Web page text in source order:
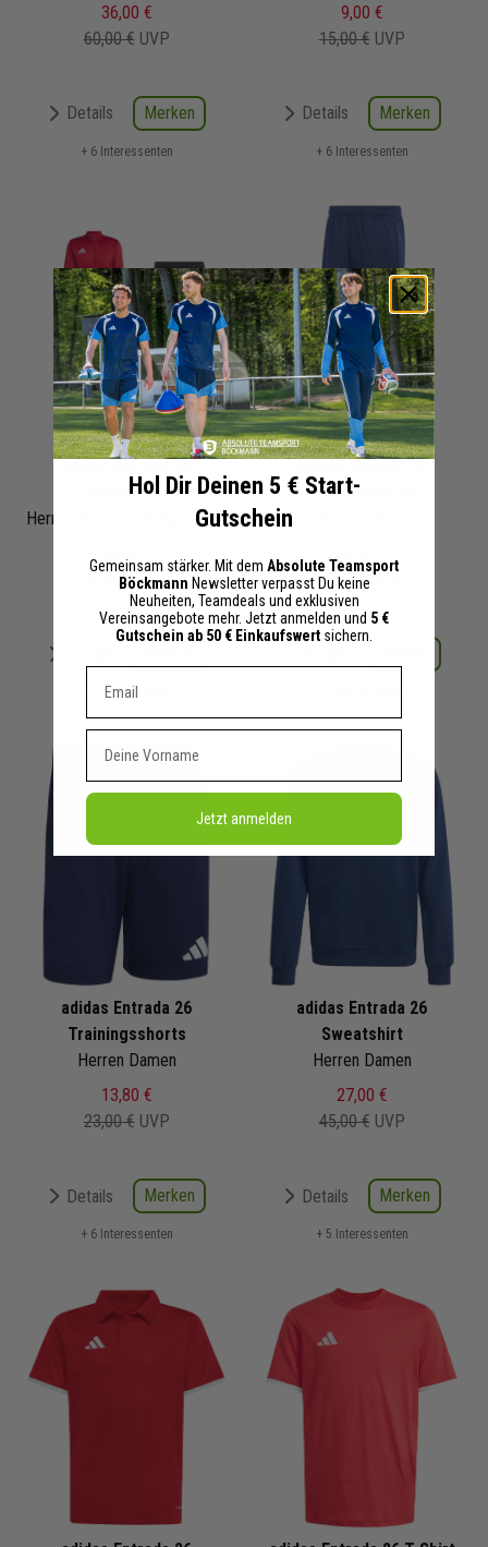
36,00 €
60,00 € UVP
Details Merken
+ 6 Interessenten
9,00 €
15,00 € UVP
Details Merken
+ 6 Interessenten
Trainingsanzug
Herren Damen 2-teilig | Trainingsjacke Trainingshose
80,00 € UVP
+ 6 Interessenten
Trainingshose
40,00 € UVP
adidas Entrada 26
Trainingsshorts
Herren Damen
13,80 €
23,00 € UVP
Details Merken
+ 6 Interessenten
adidas Entrada 26
Sweatshirt
Herren Damen
27,00 €
45,00 € UVP
Details Merken
+ 5 Interessenten
Hol Dir Deinen 5 € Start-
Gutschein
Gemeinsam stärker. Mit dem Absolute Teamsport
Böckmann Newsletter verpasst Du keine
Neuheiten, Teamdeals und exklusiven
Vereinsangebote mehr. Jetzt anmelden und 5 €
Gutschein ab 50 € Einkaufswert sichern.
Jetzt anmelden